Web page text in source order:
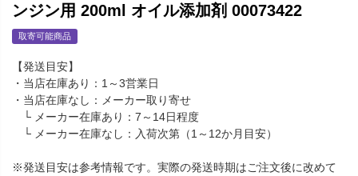
ンジン用 200ml オイル添加剤 00073422
取寄可能商品
【発送目安】
・当店在庫あり：1～3営業日
・当店在庫なし：メーカー取り寄せ
└ メーカー在庫あり：7～14日程度
└ メーカー在庫なし：入荷次第（1～12か月目安）
※発送目安は参考情報です。実際の発送時期はご注文後に改めて